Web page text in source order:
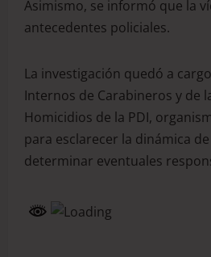
Asimismo, se informó que la
antecedentes policiales.
La investigación quedó a
Internos de Carabineros y de
Homicidios de la PDI,
para esclarecer la dinámica
determinar eventuales